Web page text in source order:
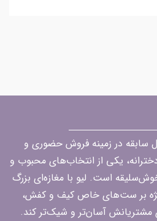
لیو با بیش از ۶ سال سابقه در زمینه فروش حضوری و
یکی از انتخاب‌های محبوب و
است. لیو با مغازه‌ای بزرگ
ویژه بر ست‌های خاص کیف و کفش،
مشتریانش آسان‌تر و شیک‌تر کند.